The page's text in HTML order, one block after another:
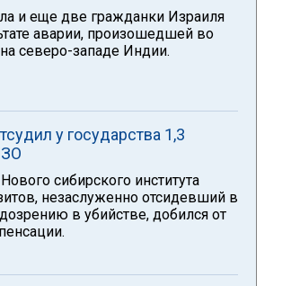
и еще две гражданки Израиля
аварии, произошедшей во
северо-западе Индии.
у государства 1,3
сибирского института
незаслуженно отсидевший в
в убийстве, добился от